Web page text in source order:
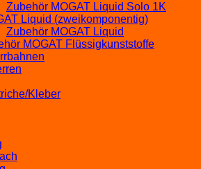
Zubehör MOGAT Liquid Solo 1K
Liquid (zweikomponentig)
Zubehör MOGAT Liquid
MOGAT Flüssigkunststoffe
Kleber